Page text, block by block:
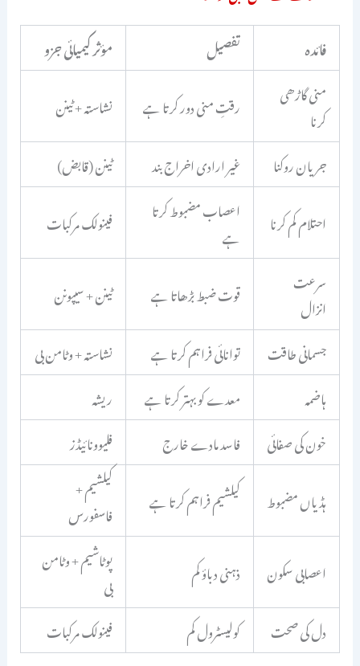
فائدہ
تفصیل
مؤثر کیمیائی جزو
منی گاڑھی
کرنا
رقتِ منی دور کرتا ہے
نشاستہ + ٹینن
جریان روکنا
غیر ارادی اخراج بند
ٹینن (قابض)
احتلام کم کرنا
اعصاب مضبوط کرتا
ہے
فینولک مرکبات
سرعت
انزال
قوت ضبط بڑھاتا ہے
ٹینن + سیپونن
جسمانی طاقت
توانائی فراہم کرتا ہے
نشاستہ + وٹامن بی
ہاضمہ
معدے کو بہتر کرتا ہے
ریشہ
خون کی صفائی
فاسد مادے خارج
فلیوونائیڈز
ہڈیاں مضبوط
کیلشیم فراہم کرتا ہے
کیلشیم +
فاسفورس
اعصابی سکون
ذہنی دباؤ کم
پوٹاشیم + وٹامن
بی
دل کی صحت
کولیسٹرول کم فینولک مرکبات